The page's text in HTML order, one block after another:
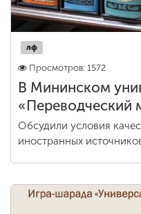
лф
Просмотров: 1572
В Мининском
«Переводческий
Обсудили условия
иностранных